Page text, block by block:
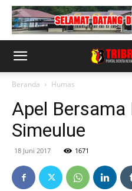
Beranda Humas
Apel Bersama
Simeulue
18 Juni 2017 1671